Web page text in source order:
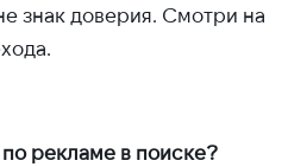
знак доверия. Смотри на
рекламе в поиске?